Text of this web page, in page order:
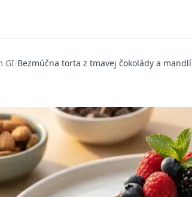
GI/Bezmúčna torta z tmavej čokolády a mandlí